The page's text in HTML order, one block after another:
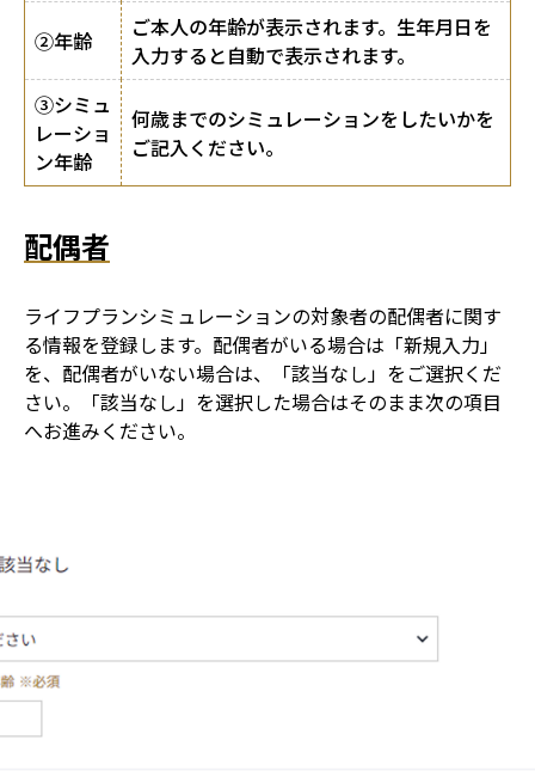
②年齢
ご本人の年齢が表示されます。生年月日を
入力すると自動で表示されます。
③シミュ
レーショ
ン年齢
何歳までのシミュレーションをしたいかを
ご記入ください。
配偶者
ライフプランシミュレーションの対象者の配偶者に関す
る情報を登録します。配偶者がいる場合は「新規入力」
を、配偶者がいない場合は、「該当なし」をご選択くだ
さい。「該当なし」を選択した場合はそのまま次の項目